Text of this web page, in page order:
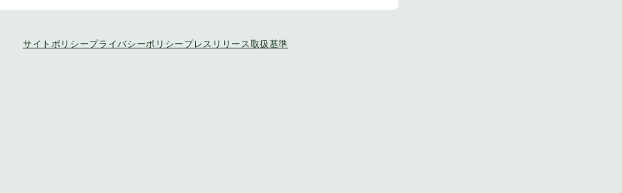
サイトポリシープライバシーポリシー プレスリリース取扱基準